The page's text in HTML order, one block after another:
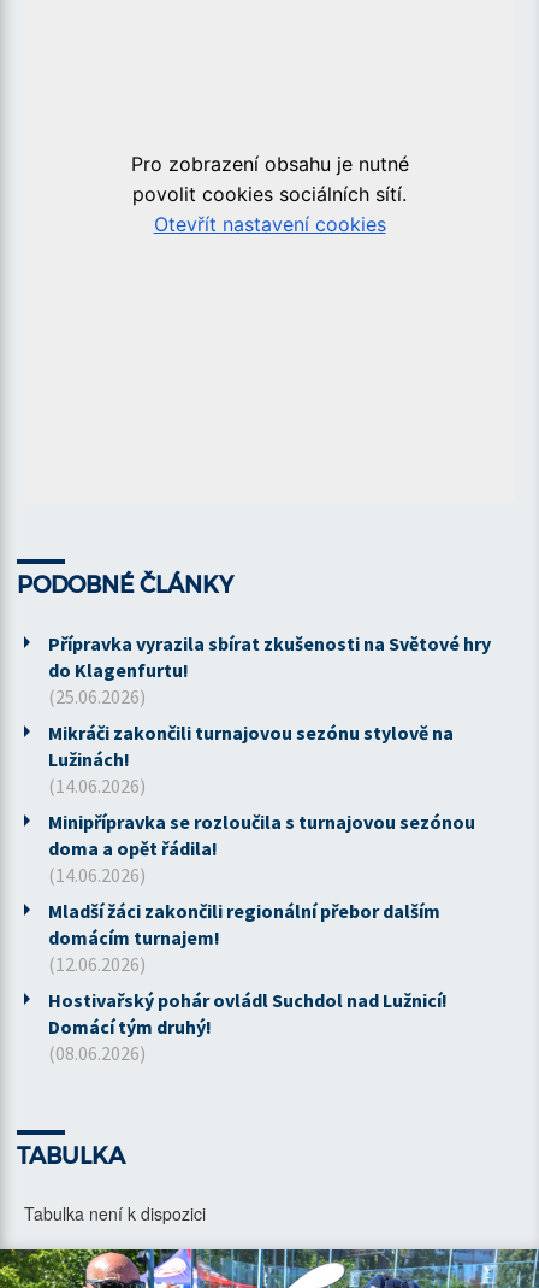
PODOBNÉ ČLÁNKY
Přípravka vyrazila sbírat zkušenosti na Světové hry
do Klagenfurtu!
(25.06.2026)
Mikráči zakončili turnajovou sezónu stylově na
Lužinách!
(14.06.2026)
Minipřípravka se rozloučila s turnajovou sezónou
doma a opět řádila!
(14.06.2026)
Mladší žáci zakončili regionální přebor dalším
domácím turnajem!
(12.06.2026)
Hostivařský pohár ovládl Suchdol nad Lužnicí!
Domácí tým druhý!
(08.06.2026)
TABULKA
Tabulka není k dispozici